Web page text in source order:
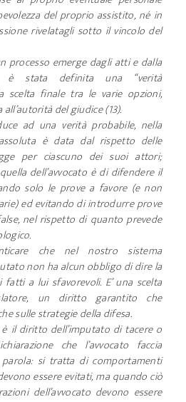
del proprio assistito, né in
rivelatagli sotto il vincolo del
processo emerge dagli atti e dalla
è stata definita una “verità
scelta finale tra le varie opzioni,
del giudice (13).
ad una verità probabile, nella
è data dal rispetto delle
per ciascuno dei suoi attori;
dell’avvocato è di difendere il
solo le prove a favore (e non
ed evitando di introdurre prove
nel rispetto di quanto prevede
che nel nostro sistema
non ha alcun obbligo di dire la
a lui sfavorevoli. E’ una scelta
un diritto garantito che
sulle strategie della difesa.
il diritto dell’imputato di tacere o
che l’avvocato faccia
si tratta di comportamenti
essere evitati, ma quando ciò
dell’avvocato devono essere